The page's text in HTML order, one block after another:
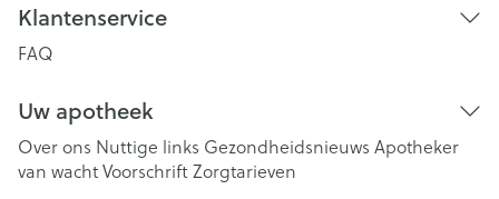
Klantenservice
FAQ
Uw apotheek
Over ons Nuttige links Gezondheidsnieuws Apotheker
van wachtVoorschriftZorgtarieven